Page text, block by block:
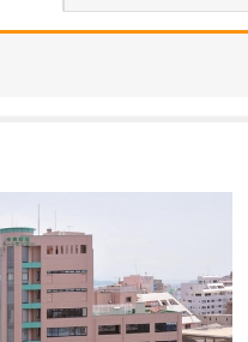
は該当しな
力や視野の